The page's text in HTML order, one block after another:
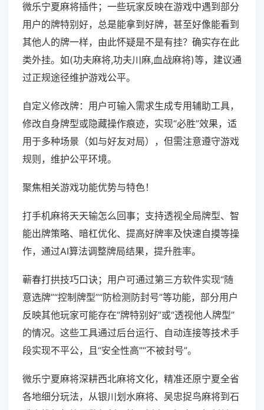
微乐宁夏麻将插件；一些玩家反映在游戏中遇到部分
用户的牌特别好，总是能拿到好牌，甚至好像能看到
其他人的牌一样，由此怀疑是不是有挂？确实存在此
类外挂。如(功夫麻将,功夫川麻,血战麻将)等，建议通
过正规途径维护游戏公平。
自定义修改牌：用户可输入需求生成专用辅助工具，
修改自身牌型或隐藏操作痕迹，实现“必胜”效果，适
用于多种场景（如与好友对局），但需注意遵守游戏
规则，维护公平环境。
聚焦相关游戏功能优势与特色！
打手机麻将天天输怎么回事；支持透视全局牌型、智
能出牌策略、暗杠优化、提高好牌率及快速自摸等操
作，通过AI算法调整牌局结果，提升胜率。
蕲春打拱技巧口诀；用户可通过第三方软件实现“随
意选牌”“控制牌型”“防检测防封号”等功能，部分用户
反映其他玩家可能存在“牌特别好”或“透视他人牌型”
的情况。这些工具通过后台运行、自动连接等技术手
段实现不平公，且“安全性高”“不被封号”。
微乐宁夏麻将深耕西北麻将文化，精准还原宁夏全省
各地细分玩法，从银川划水麻将、吴忠捉鸟麻将到石